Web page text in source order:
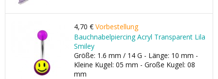
4,70 € Vorbestellung
Bauchnabelpiercing Acryl Transparent Lila
Smiley
Größe: 1.6 mm / 14 G - Länge: 10 mm -
Kleine Kugel: 05 mm - Große Kugel: 08
mm